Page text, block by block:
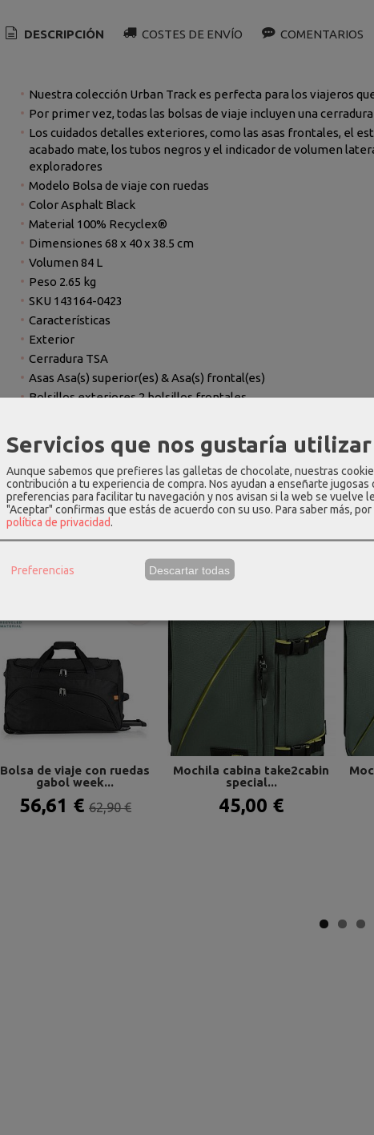
DESCRIPCIÓN COSTES DE ENVÍO COMENTARIOS
Nuestra colección Urban Track es perfecta para los viajeros
Por primer vez, todas las bolsas de viaje incluyen una
Los cuidados detalles exteriores, como las asas frontales, el
acabado mate, los tubos negros y el indicador de volumen
exploradores
Modelo Bolsa de viaje con ruedas
Color Asphalt Black
Material 100% Recyclex®
Dimensiones 68 x 40 x 38.5 cm
Volumen 84 L
Peso 2.65 kg
SKU 143164-0423
Características
Exterior
Cerradura TSA
Asas Asa(s) superior(es) & Asa(s) frontal(es)
Bolsillos exteriores 2 bolsillos frontales
Interior
Separador interno Sí
Correas de mochila Cross ribbons
Productos Relacionados
Bolsa de viaje con ruedas
gabol week...
56,61 € 62,90 €
Mochila cabina take2cabin
special...
45,00 €
Servicios que nos gustaría utilizar
Aunque sabemos que prefieres las galletas de chocolate, nuestras
contribución a tu experiencia de compra. Nos ayudan a enseñarte
preferencias para facilitar tu navegación y nos avisan si la web se vuelve
"Aceptar" confirmas que estás de acuerdo con su uso. Para saber más,
política de privacidad.
Preferencias Descartar todas